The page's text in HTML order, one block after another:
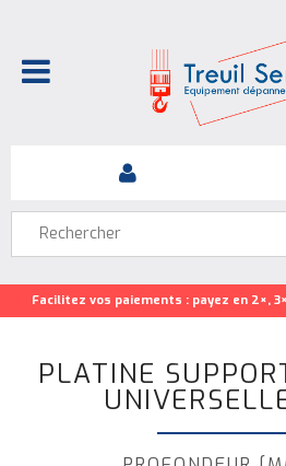
Facilitez vos paiements : payez en 2×,
PLATINE